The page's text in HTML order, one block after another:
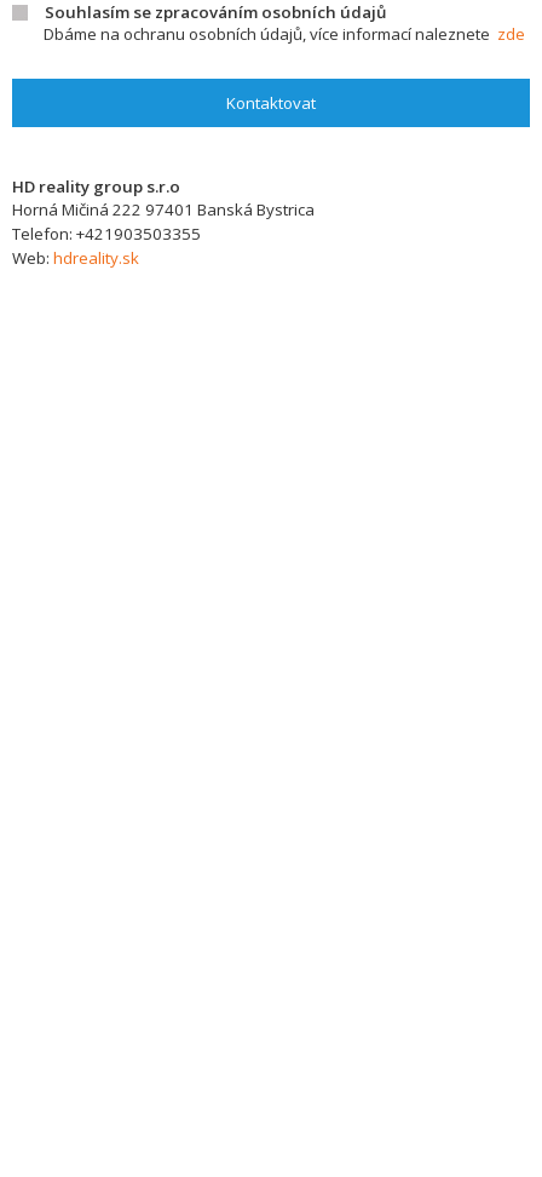
Souhlasím se zpracováním osobních údajů
Dbáme na ochranu osobních údajů, více informací naleznete zde
Kontaktovat
HD reality group s.r.o
Horná Mičiná 222 97401 Banská Bystrica
Telefon: +421903503355
Web: hdreality.sk